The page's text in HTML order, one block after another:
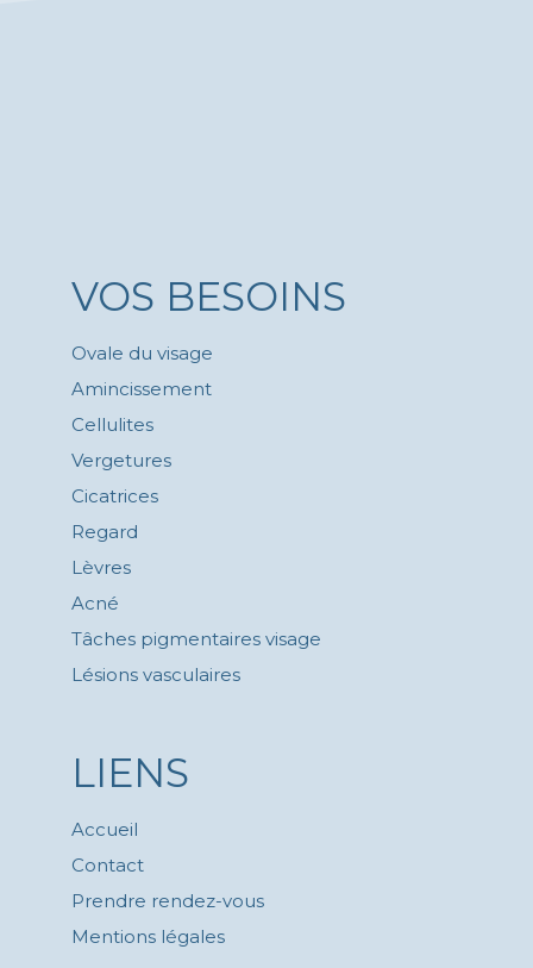
VOS BESOINS
Ovale du visage
Amincissement
Cellulites
Vergetures
Cicatrices
Regard
Lèvres
Acné
Tâches pigmentaires visage
Lésions vasculaires
LIENS
Accueil
Contact
Prendre rendez-vous
Mentions légales